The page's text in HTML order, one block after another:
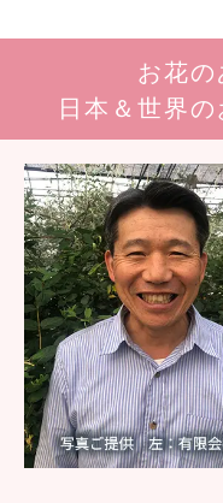
お花の
日本＆世界